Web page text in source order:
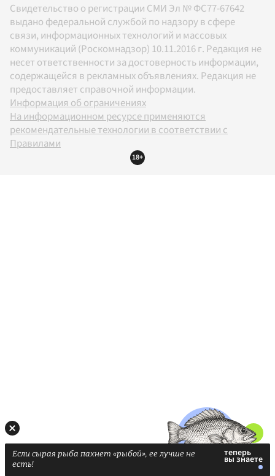
Свидетельство о регистрации СМИ Эл № ФС77-67642
выдано федеральной службой по надзору в сфере
связи, информационных технологий и массовых
коммуникаций (Роскомнадзор) 10.11.2016 г. Редакция не
несет ответственности за достоверность информации,
содержащейся в рекламных объявлениях. Редакция не
предоставляет справочной информации.
Информация об ограничениях
На информационном ресурсе применяются
рекомендательные технологии в соответствии с
Правилами
18+
Если сырая рыба пахнет «рыбой», ее лучше не
есть!